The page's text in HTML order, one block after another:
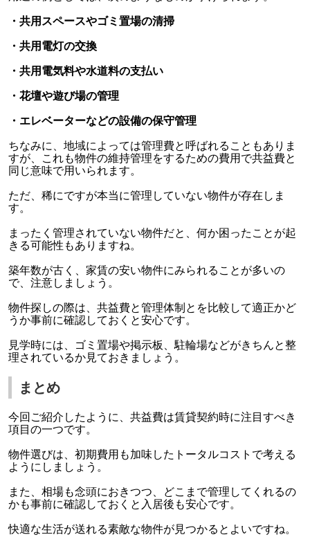
・共用スペースやゴミ置場の清掃
・共用電灯の交換
・共用電気料や水道料の支払い
・花壇や遊び場の管理
・エレベーターなどの設備の保守管理
ちなみに、地域によっては管理費と呼ばれることもありま
すが、これも物件の維持管理をするための費用で共益費と
同じ意味で用いられます。
ただ、稀にですが本当に管理していない物件が存在しま
す。
まったく管理されていない物件だと、何か困ったことが起
きる可能性もありますね。
築年数が古く、家賃の安い物件にみられることが多いの
で、注意しましょう。
物件探しの際は、共益費と管理体制とを比較して適正かど
うか事前に確認しておくと安心です。
見学時には、ゴミ置場や掲示板、駐輪場などがきちんと整
理されているか見ておきましょう。
まとめ
今回ご紹介したように、共益費は賃貸契約時に注目すべき
項目の一つです。
物件選びは、初期費用も加味したトータルコストで考える
ようにしましょう。
また、相場も念頭におきつつ、どこまで管理してくれるの
かも事前に確認しておくと入居後も安心です。
快適な生活が送れる素敵な物件が見つかるとよいですね。